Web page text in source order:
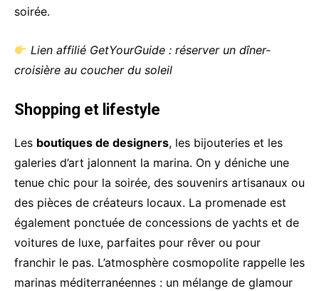
soirée.
Lien affilié GetYourGuide : réserver un dîner-
croisière au coucher du soleil
Shopping et lifestyle
Les boutiques de designers, les bijouteries et les
galeries d’art jalonnent la marina. On y déniche une
tenue chic pour la soirée, des souvenirs artisanaux ou
des pièces de créateurs locaux. La promenade est
également ponctuée de concessions de yachts et de
voitures de luxe, parfaites pour rêver ou pour
franchir le pas. L’atmosphère cosmopolite rappelle les
marinas méditerranéennes : un mélange de glamour